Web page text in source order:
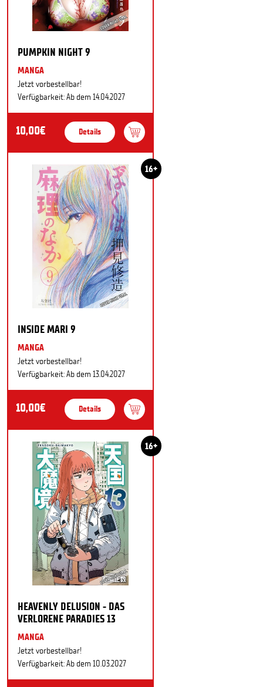
PUMPKIN NIGHT 9
MANGA
Jetzt vorbestellbar!
Verfügbarkeit: Ab dem 14.04.2027
10,00€ Details
16+
INSIDE MARI 9
MANGA
Jetzt vorbestellbar!
Verfügbarkeit: Ab dem 13.04.2027
10,00€ Details
16+
HEAVENLY DELUSION - DAS
VERLORENE PARADIES 13
MANGA
Jetzt vorbestellbar!
Verfügbarkeit: Ab dem 10.03.2027